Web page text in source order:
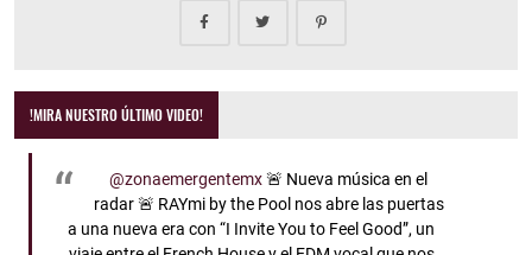
!MIRA NUESTRO ÚLTIMO VIDEO!
@zonaemergentemx🚨 Nueva música en el
radar 🚨 RAYmi by the Pool nos abre las puertas
a una nueva era con “I Invite You to Feel Good”, un